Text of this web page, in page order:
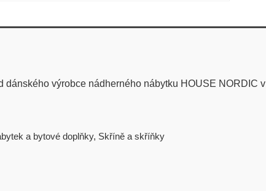
dánského výrobce nádherného nábytku HOUSE NORDIC v
a bytové doplňky, Skříně a skříňky